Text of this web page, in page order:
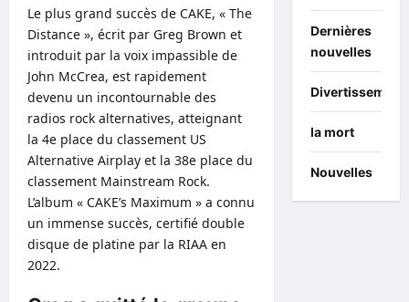
Le plus grand succès de CAKE, « The
Distance », écrit par Greg Brown et
introduit par la voix impassible de
John McCrea, est rapidement
devenu un incontournable des
radios rock alternatives, atteignant
la 4e place du classement US
Alternative Airplay et la 38e place du
classement Mainstream Rock.
L’album « CAKE’s Maximum » a connu
un immense succès, certifié double
disque de platine par la RIAA en
2022.
Dernières
nouvelles
Divertissement
la mort
Nouvelles